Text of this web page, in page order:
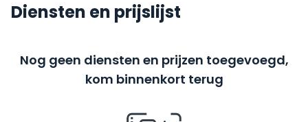
Diensten en prijslijst
Nog geen diensten en prijzen toegevoegd,
kom binnenkort terug